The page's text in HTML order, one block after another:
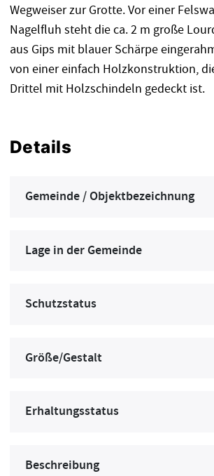
Wegweiser zur Grotte. Vor einer
Nagelfluh steht die ca. 2 m große
aus Gips mit blauer Schärpe
von einer einfach Holzkonstruktion,
Drittel mit Holzschindeln gedeckt ist.
Details
Gemeinde / Objektbezeichnung
Lage in der Gemeinde
Schutzstatus
Größe/Gestalt
Erhaltungsstatus
Beschreibung